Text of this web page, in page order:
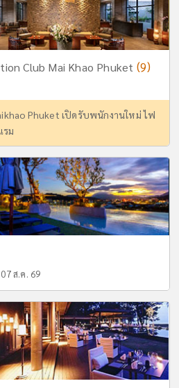
Club Mai Khao Phuket (9)
Phuket เปิดรับพนักงานใหม่ ไฟ
รม
ส.ค. 69